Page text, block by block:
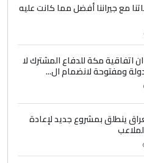
على صدام حسين سل
علي ماما يسقط
ومن اصول عريقة
على صدام حسين سل
كامل)
مع جيراننا أفضل مما كانت عليه
اتفاقية مكة للدفاع المشترك لا
ومفتوحة لانضمام ال...
ينطلق بمشروع جديد لإعادة